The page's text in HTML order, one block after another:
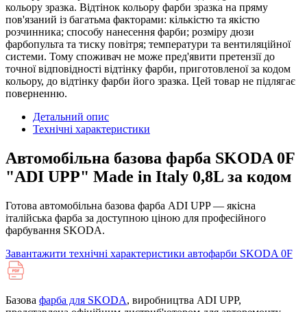
кольору зразка. Відтінок кольору фарби зразка на пряму
пов'язаний із багатьма факторами: кількістю та якістю
розчинника; способу нанесення фарби; розміру дюзи
фарбопульта та тиску повітря; температури та вентиляційної
системи. Тому споживач не може пред'явити претензії до
точної відповідності відтінку фарби, приготовленої за кодом
кольору, до відтінку фарби його зразка. Цей товар не підлягає
поверненню.
Детальний опис
Технічні характеристики
Автомобільна базова фарба SKODA 0F
"ADI UPP" Made in Italy 0,8L за кодом
Готова автомобільна базова фарба ADI UPP — якісна
італійська фарба за доступною ціною для професійного
фарбування SKODA.
Завантажити технічні характеристики автофарби SKODA 0F
Базова фарба для SKODA, виробництва ADI UPP,